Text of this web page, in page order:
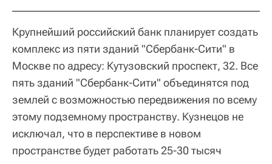
Крупнейший российский банк планирует создать
комплекс из пяти зданий "Сбербанк-Сити" в
Москве по адресу: Кутузовский проспект, 32. Все
пять зданий "Сбербанк-Сити" объединятся под
землей с возможностью передвижения по всему
этому подземному пространству. Кузнецов не
исключал, что в перспективе в новом
пространстве будет работать 25-30 тысяч